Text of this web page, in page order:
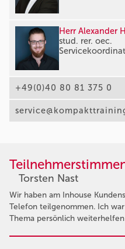
Herr Alexander
stud. rer. oec.
+49(0)40 80 81 375 0
Torsten Nast
Wir haben am Inhouse
Telefon teilgenommen. Ich
Thema persönlich